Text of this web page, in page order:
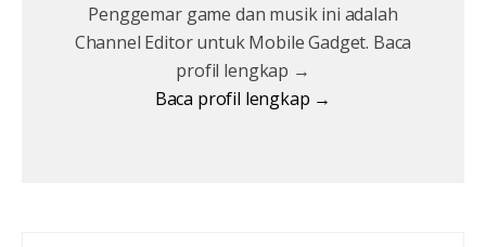
Penggemar game dan musik ini adalah
Channel Editor untuk Mobile Gadget. Baca
profil lengkap →
Baca profil lengkap →